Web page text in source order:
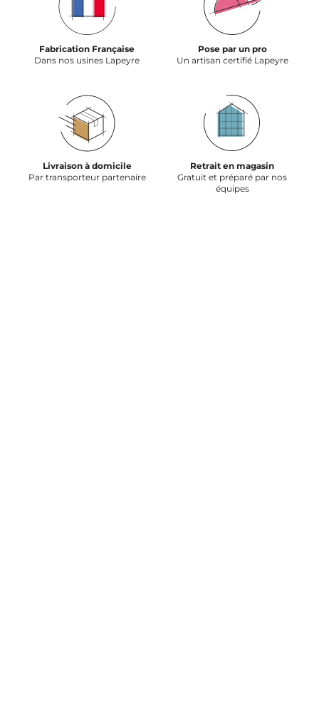
Fabrication Française
Dans nos usines Lapeyre
Pose par un pro
Un artisan certifié Lapeyre
Livraison à domicile
Par transporteur partenaire
Retrait en magasin
Gratuit et préparé par nos
équipes